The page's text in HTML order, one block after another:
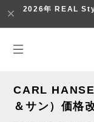
2026年 REAL
CARL
＆サン）価格